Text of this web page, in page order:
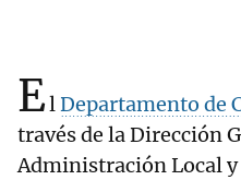
ElDepartamento de
través de la Dirección
Administración Local